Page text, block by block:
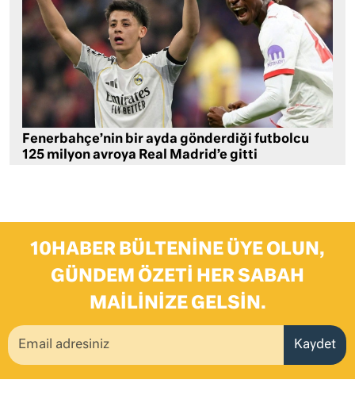
Fenerbahçe’nin bir ayda gönderdiği futbolcu
125 milyon avroya Real Madrid’e gitti
10HABER BÜLTENINE ÜYE OLUN,
GÜNDEM ÖZETI HER SABAH
MAILINIZE GELSIN.
Kaydet